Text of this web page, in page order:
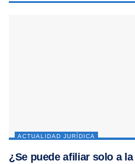
ACTUALIDAD JURÍDICA
¿Se puede afiliar solo a